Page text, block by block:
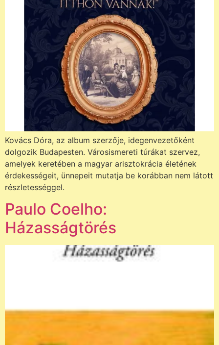
Kovács Dóra, az album szerzője, idegenvezetőként
dolgozik Budapesten. Városismereti túrákat szervez,
amelyek keretében a magyar arisztokrácia életének
érdekességeit, ünnepeit mutatja be korábban nem látott
részletességgel.
Paulo Coelho:
Házasságtörés